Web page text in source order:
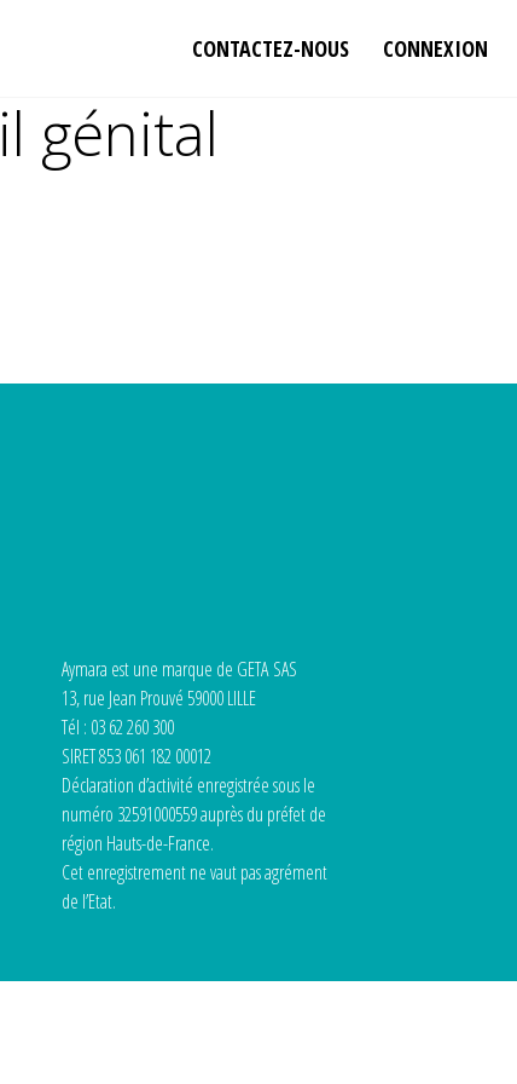
CONTACTEZ-NOUS CONNEXION
génital
Aymara est une marque de GETA SAS
13, rue Jean Prouvé 59000 LILLE
Tél : 03 62 260 300
SIRET 853 061 182 00012
Déclaration d’activité enregistrée sous le
numéro 32591000559 auprès du préfet de
région Hauts-de-France.
Cet enregistrement ne vaut pas agrément
de l’Etat.